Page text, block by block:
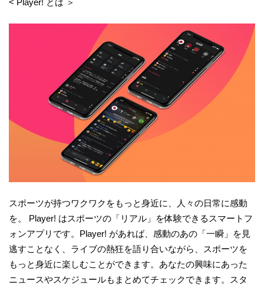
< Player! とは ＞
スポーツが持つワクワクをもっと身近に、人々の日常に感動
を。 Player! はスポーツの「リアル」を体験できるスマートフ
ォンアプリです。Player! があれば、感動のあの「一瞬」を見
逃すことなく、ライブの熱狂を語り合いながら、スポーツを
もっと身近に楽しむことができます。あなたの興味にあった
ニュースやスケジュールもまとめてチェックできます。スタ